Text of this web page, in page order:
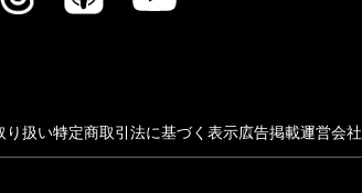
り扱い特定商取引法に基づく表示広告掲載運営会社